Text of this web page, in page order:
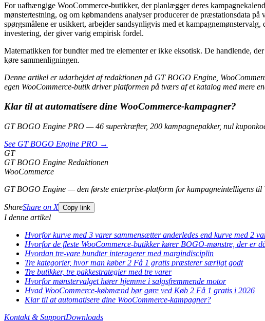
For uafhængige WooCommerce-butikker, der planlægger deres
mønstertestning, og om købmandens analyser producerer de præstationsdata
spørgsmålene er usikkert, arbejder sandsynligvis med et
investering, der giver varig empirisk fordel.
Matematikken for bundter med tre elementer er ikke eksotisk. De handlende,
køre sammenligningen.
Denne artikel er udarbejdet af redaktionen på GT BOGO Engine,
egen WooCommerce-butik driver platformen på tværs af et katalog med mere
Klar til at automatisere dine WooCommerce-kampagner?
GT BOGO Engine PRO — 46 superkræfter, 200 kampagnepakker, nul
See GT BOGO Engine PRO →
GT
GT BOGO Engine Redaktionen
WooCommerce
GT BOGO Engine — den første enterprise-platform for kampagneintelligens til
ShareShare on X Copy link
I denne artikel
Hvorfor kurve med 3 varer sammensætter anderledes end kurve med 2
Hvorfor de fleste WooCommerce-butikker kører BOGO-mønstre, der er
Hvordan tre-vare bundter interagerer med margindisciplin
Tre kategorier, hvor man køber 2 Få 1 gratis præsterer særligt godt
Tre butikker, tre pakkestrategier med tre varer
Hvorfor mønstervalget hører hjemme i salgsfremmende motor
Hvad WooCommerce-købmænd bør gøre ved Køb 2 Få 1 gratis i 2026
Klar til at automatisere dine WooCommerce-kampagner?
Kontakt & SupportDownloads